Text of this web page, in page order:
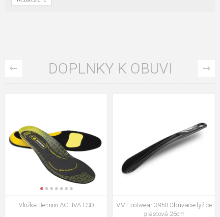
DOPLNKY K OBUVI
VM Footwear 3009 Vkladacia
VM Footwear 3102 Šnúrky ploché